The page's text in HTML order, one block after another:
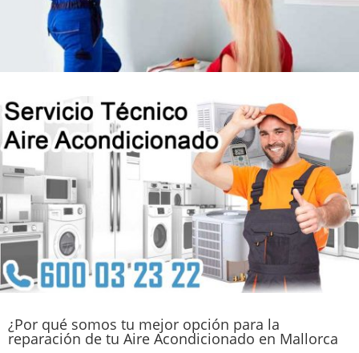
¿Por qué somos tu mejor opción para la
reparación de tu Aire Acondicionado en Mallorca